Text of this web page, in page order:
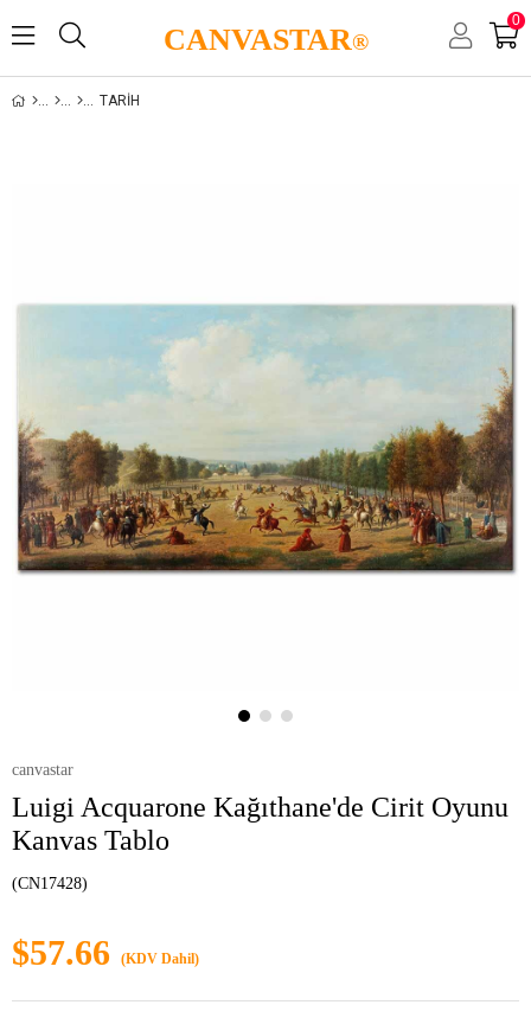
CANVASTAR®
0
TARIH
canvastar
Luigi Acquarone Kağıthane'de Cirit Oyunu
Kanvas Tablo
(CN17428)
$57.66 (KDV Dahil)